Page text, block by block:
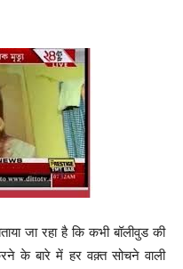
जा रहा है कि कभी बॉलीवुड की
के बारे में हर वक़्त सोचने वाली